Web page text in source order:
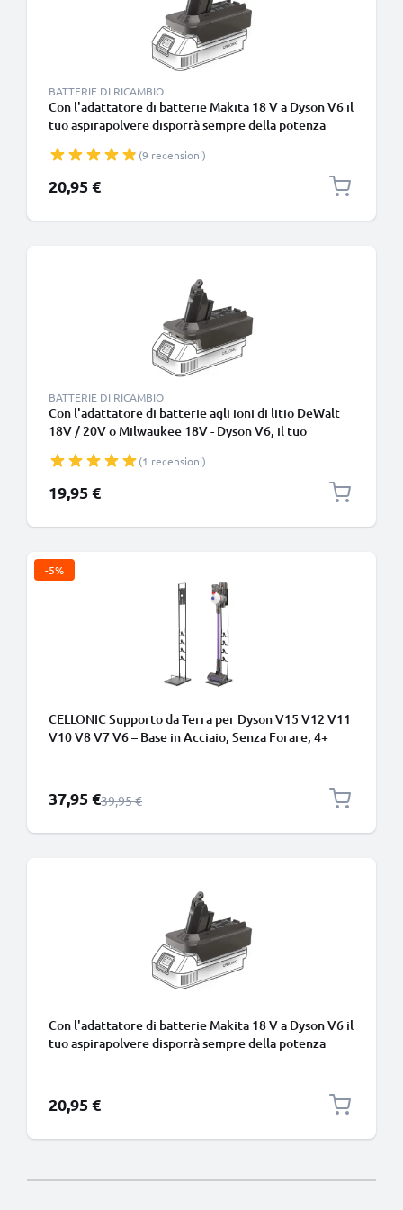
BATTERIE DI RICAMBIO
Con l'adattatore di batterie Makita 18 V a Dyson V6 il
tuo aspirapolvere disporrà sempre della potenza
(9 recensioni)
20,95 €
BATTERIE DI RICAMBIO
Con l'adattatore di batterie agli ioni di litio DeWalt
18V / 20V o Milwaukee 18V - Dyson V6, il tuo
necessaria per le sessioni di pulizia profonda
(1 recensioni)
19,95 €
-5%
CELLONIC Supporto da Terra per Dyson V15 V12 V11
V10 V8 V7 V6 – Base in Acciaio, Senza Forare, 4+
Prezzo speciale
37,95 €Prezzo normale
39,95 €
Con l'adattatore di batterie Makita 18 V a Dyson V6 il
tuo aspirapolvere disporrà sempre della potenza
20,95 €